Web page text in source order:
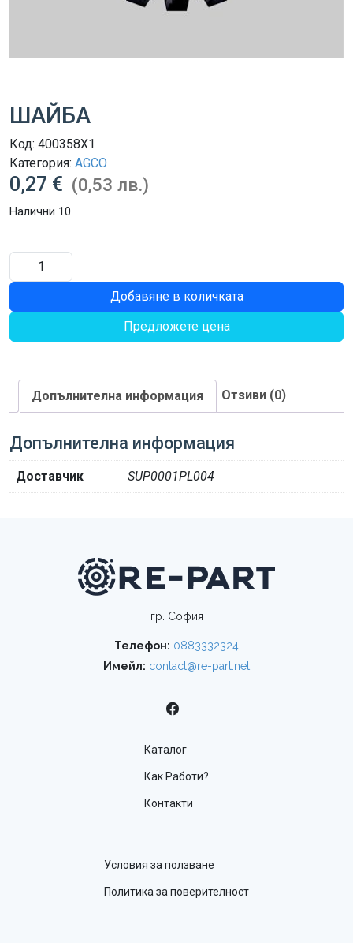
ШАЙБА
Код: 400358X1
Категория: AGCO
0,27 € (0,53 лв.)
Налични 10
количество
за
Добавяне в количката
Предложете цена
Допълнителна информация Отзиви (0)
Допълнителна информация
Доставчик SUP0001PL004
гр. София
Телефон: 0883332324
Имейл: contact@re-part.net
Каталог
Как Работи?
Контакти
Условия за ползване
Политика за поверителност